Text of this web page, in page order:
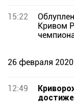
15:22
Кривом
26 февраля 2020
12:49